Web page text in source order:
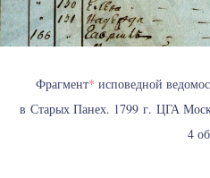
Фрагмент* исповедной
в Старых Панех. 1799 г. ЦГА
4